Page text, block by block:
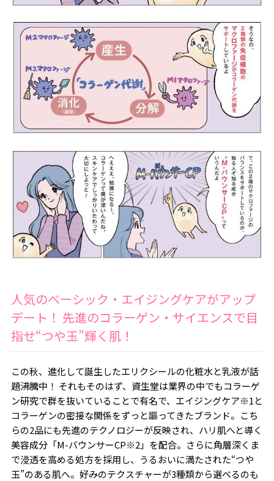
人気のベーシック・エイジングケアがアップ
デート！ 先進のコラーゲン・サイエンスで目
指せ“つや玉”輝く肌！
この秋、進化して誕生したエリクシールの化粧水と乳液が話
題沸騰中！ それもそのはず、資生堂は業界の中でもコラーゲ
ン研究で群を抜いていることで有名で、エイジングケア※1と
コラーゲンの密接な関係をずっと謳ってきたブランド。こち
らの2品にも先進のテクノロジーが反映され、ハリ肌へと導く
美容成分「M-バウンサーCP※2」を配合。さらに角層深くま
で浸透を高める処方を採用し、うるおいに満たされた“つや
玉”のある肌へ。好みのテクスチャーが3種類から選べるのも